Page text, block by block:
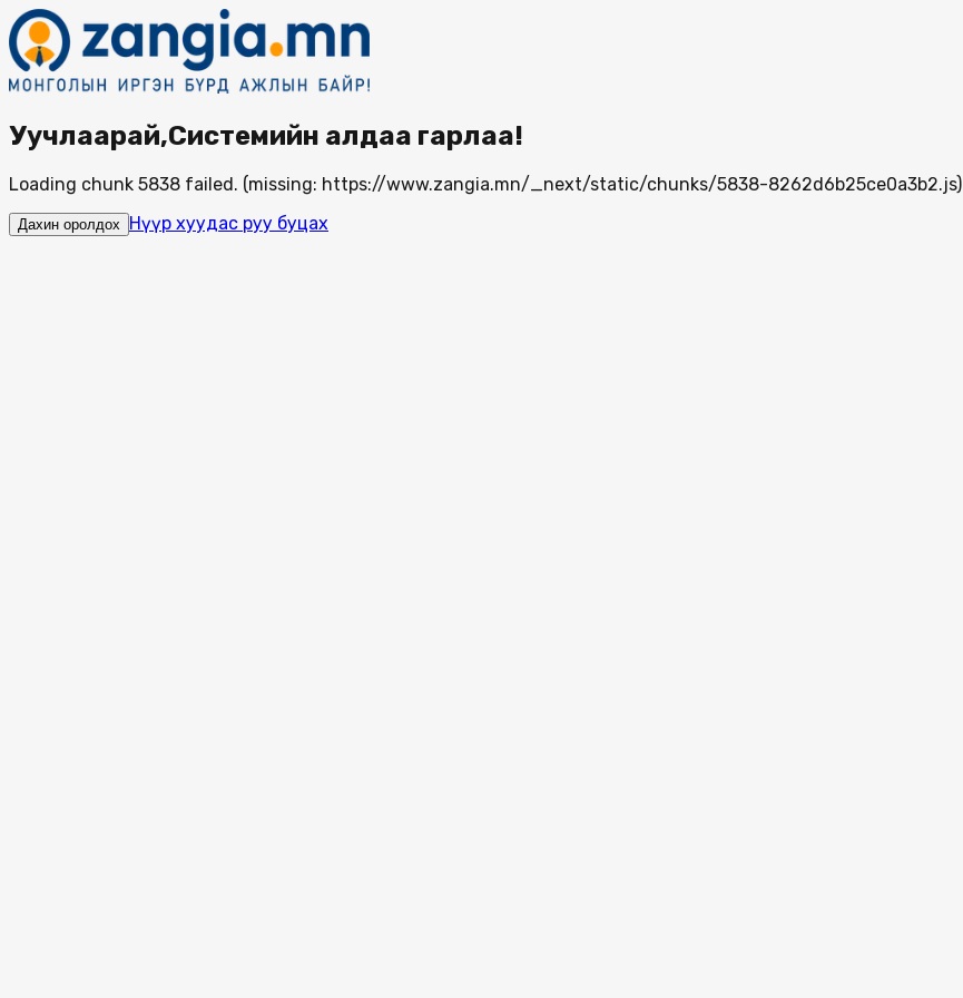
Уучлаарай,Системийн алдаа гарлаа!
Loading chunk 5838 failed. (missing: https://www.zangia.mn/_next/static/chunks/5838-8262d6b25ce0a3b2.js)
Дахин оролдох Нүүр хуудас руу буцах